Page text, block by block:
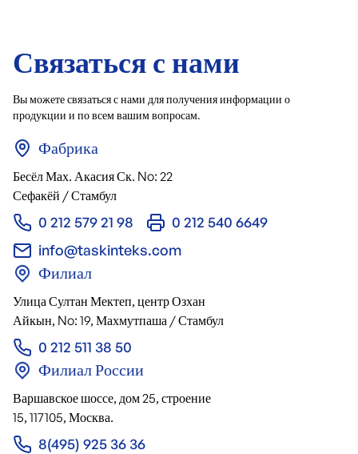
Связаться с нами
Вы можете связаться с нами для получения информации о
продукции и по всем вашим вопросам.
Фабрика
Бесёл Мах. Акасия Ск. No: 22
Сефакёй / Стамбул
0 212 579 21 98
0 212 540 6649
info@taskinteks.com
Филиал
Улица Султан Мектеп, центр Озхан
Айкын, No: 19, Махмутпаша / Стамбул
0 212 511 38 50
Филиал России
Варшавское шоссе, дом 25, строение
15, 117105, Москва.
8(495) 925 36 36